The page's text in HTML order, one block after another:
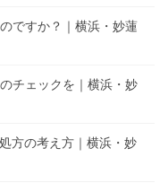
ですか？｜横浜・妙蓮
チェックを｜横浜・妙
方の考え方｜横浜・妙